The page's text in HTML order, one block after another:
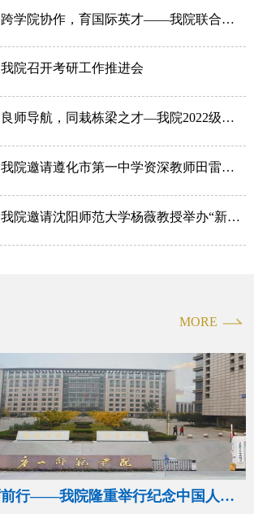
跨学院协作，育国际英才——我院联合外国语学院开展ISEC学生英语学习帮扶工作对接会议
我院召开考研工作推进会
良师导航，同栽栋梁之才—我院2022级物理学学生前往唐山市二十七中进行教育见习
我院邀请遵化市第一中学资深教师田雷举办“物理教师教学基本技能提升”专题讲座
我院邀请沈阳师范大学杨薇教授举办“新时代背景下教师专业发展”专题讲座
MORE
铭记历史，砥砺前行——我院隆重举行纪念中国人民抗日战争暨世界反法西斯战争胜利80周年主题党日活动